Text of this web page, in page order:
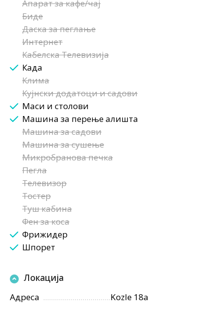
Апарат за кафе/чај
Биде
Даска за пеглање
Интернет
Кабелска Телевизија
Када
Клима
Кујнски додатоци и садови
Маси и столови
Машина за перење алишта
Машина за садови
Машина за сушење
Микробранова печка
Пегла
Телевизор
Тостер
Туш кабина
Фен за коса
Фрижидер
Шпорет
Локација
Адреса
Kozle 18a